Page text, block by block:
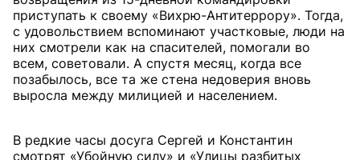
приступать к своему «Вихрю-Антитеррору». Тогда,
с удовольствием вспоминают участковые, люди на
них смотрели как на спасителей, помогали во
всем, советовали. А спустя месяц, когда все
позабылось, все та же стена недоверия вновь
выросла между милицией и населением.
В редкие часы досуга Сергей и Константин
смотрят «Убойную силу» и «Улицы разбитых